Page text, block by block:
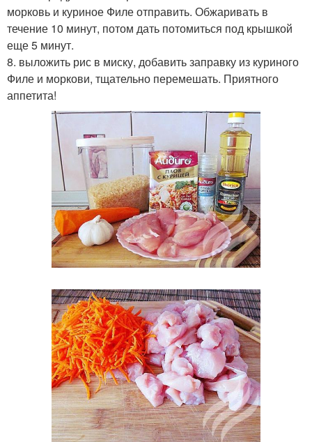
морковь и куриное Филе отправить. Обжаривать в
течение 10 минут, потом дать потомиться под крышкой
еще 5 минут.
8. выложить рис в миску, добавить заправку из куриного
Филе и моркови, тщательно перемешать. Приятного
аппетита!